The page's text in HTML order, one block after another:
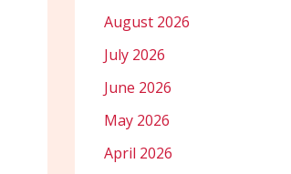
August 2026
July 2026
June 2026
May 2026
April 2026